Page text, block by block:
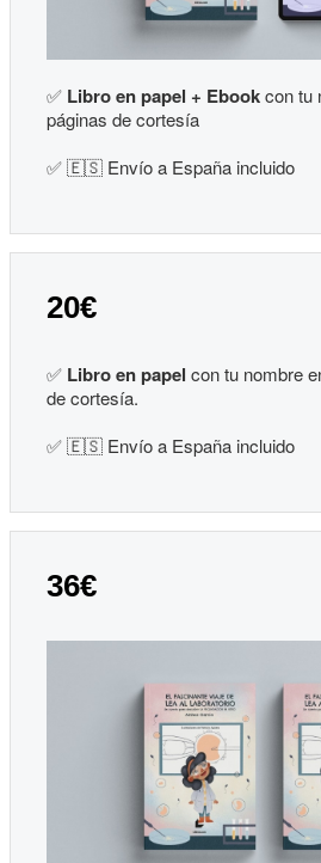
✅ Libro en papel + Ebookcon tu
páginas de cortesía
✅ 🇪🇸 Envío a España incluido
20€
✅ Libro en papel con tu nombre
de cortesía.
✅ 🇪🇸 Envío a España incluido
36€